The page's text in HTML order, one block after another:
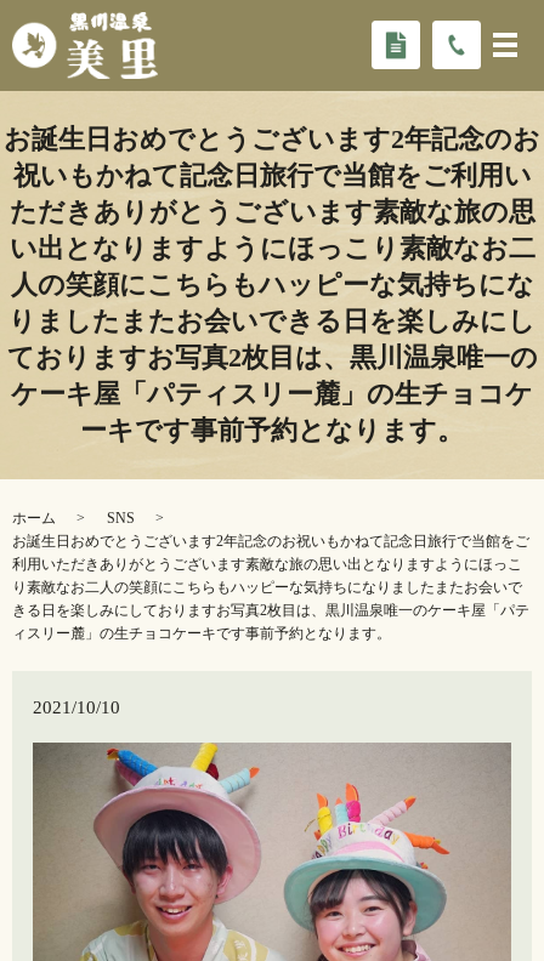
お誕生日おめでとうございます2年記念のお
祝いもかねて記念日旅行で当館をご利用い
ただきありがとうございます️素敵な旅の思
い出となりますようにほっこり素敵なお二
人の笑顔にこちらもハッピーな気持ちにな
りましたまたお会いできる日を楽しみにし
ておりますお写真2枚目は、黒川温泉唯一の
ケーキ屋「パティスリー麓」の生チョコケ
ーキです事前予約となります。
ホーム
SNS
お誕生日おめでとうございます2年記念のお祝いもかねて記念日旅行で当館をご
利用いただきありがとうございます️素敵な旅の思い出となりますようにほっこ
り素敵なお二人の笑顔にこちらもハッピーな気持ちになりましたまたお会いで
きる日を楽しみにしておりますお写真2枚目は、黒川温泉唯一のケーキ屋「パテ
ィスリー麓」の生チョコケーキです事前予約となります。
2021/10/10